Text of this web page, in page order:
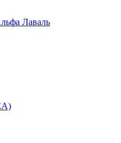
Лаваль